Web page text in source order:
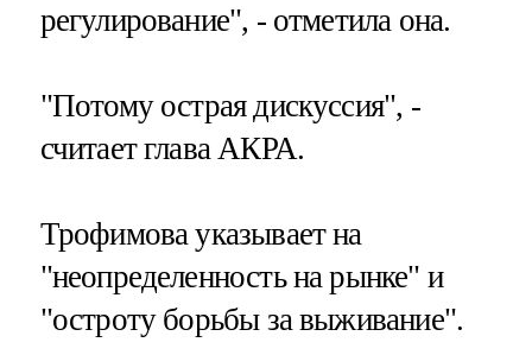
регулирование", - отметила она.
"Потому острая дискуссия", -
считает глава АКРА.
Трофимова указывает на
"неопределенность на рынке" и
"остроту борьбы за выживание".